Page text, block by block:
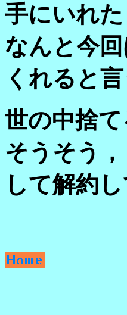
手にいれた
なんと今
くれると
世の中捨
そうそう
して解約